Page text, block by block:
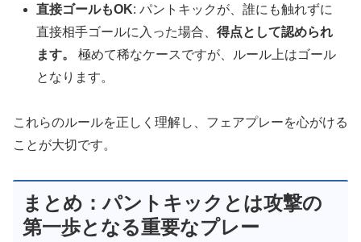
直接ゴールもOK: パントキックが、誰にも触れずに
直接相手ゴールに入った場合、得点として認められ
ます。
極めて稀なケースですが、ルール上はゴール
となります。
これらのルールを正しく理解し、フェアプレーを心がける
ことが大切です。
まとめ：パントキックとは攻撃の
第一歩となる重要なプレー